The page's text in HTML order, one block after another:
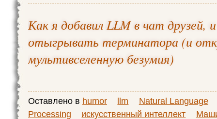
Как я добавил LLM в чат друзей,
отыгрывать терминатора (и
мультивселенную безумия)
Оставлено в humor llm
Natural Language
Processing
искусственный интеллект